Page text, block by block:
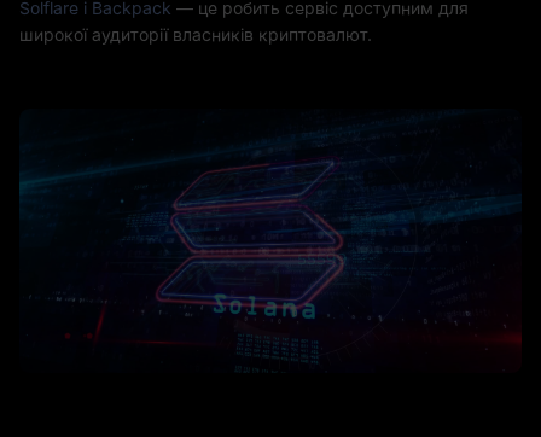
Solflare і Backpack — це робить сервіс доступним для
широкої аудиторії власників криптовалют.